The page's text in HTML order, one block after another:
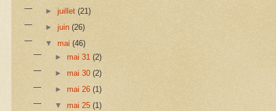
► juillet(21)
►juin(26)
▼mai(46)
► mai 31 (2)
► mai 30 (2)
► mai 26 (1)
▼ mai 25 (1)